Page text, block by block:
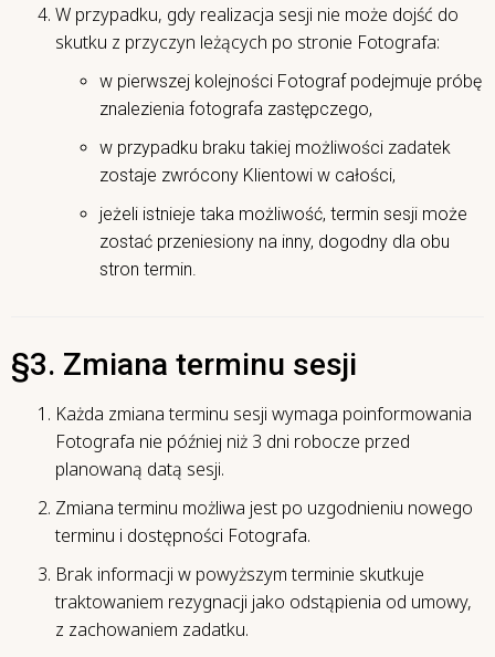
W przypadku, gdy realizacja sesji nie może dojść do
skutku z przyczyn leżących po stronie Fotografa:
w pierwszej kolejności Fotograf podejmuje próbę
znalezienia fotografa zastępczego,
w przypadku braku takiej możliwości zadatek
zostaje zwrócony Klientowi w całości,
jeżeli istnieje taka możliwość, termin sesji może
zostać przeniesiony na inny, dogodny dla obu
stron termin.
§3. Zmiana terminu sesji
Każda zmiana terminu sesji wymaga poinformowania
Fotografa nie później niż 3 dni robocze przed
planowaną datą sesji.
Zmiana terminu możliwa jest po uzgodnieniu nowego
terminu i dostępności Fotografa.
Brak informacji w powyższym terminie skutkuje
traktowaniem rezygnacji jako odstąpienia od umowy,
z zachowaniem zadatku.